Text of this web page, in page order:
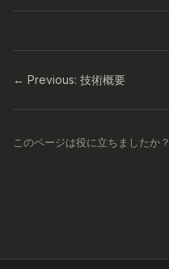
← Previous: 技術概要
このページは役に立ちましたか？